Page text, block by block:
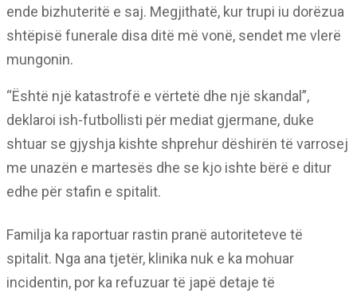
ende bizhuteritë e saj. Megjithatë, kur trupi iu dorëzua
shtëpisë funerale disa ditë më vonë, sendet me vlerë
mungonin.
“Është një katastrofë e vërtetë dhe një skandal”,
deklaroi ish-futbollisti për mediat gjermane, duke
shtuar se gjyshja kishte shprehur dëshirën të varrosej
me unazën e martesës dhe se kjo ishte bërë e ditur
edhe për stafin e spitalit.
Familja ka raportuar rastin pranë autoriteteve të
spitalit. Nga ana tjetër, klinika nuk e ka mohuar
incidentin, por ka refuzuar të japë detaje të